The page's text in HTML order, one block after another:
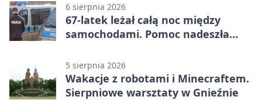
6 sierpnia 2026
67-latek leżał całą noc między
samochodami. Pomoc nadeszła
5 sierpnia 2026
Wakacje z robotami i Minecraftem.
Sierpniowe warsztaty w Gnieźnie